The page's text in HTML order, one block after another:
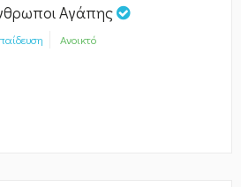
Αγάπης
Ανοικτό